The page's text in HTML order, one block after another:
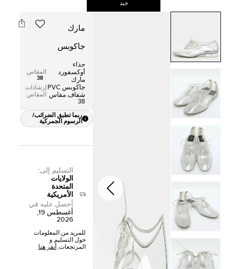
جيد
مارك
جاكوبس
حذاء
أوكسفورد
مارك
جاكوبس PVC
شفاف مقاس
38
المقاس
:
38
إرشادات
المقاس
ربما تطبق الضرائب/
الرسوم الجمركية
التسليم إلى:
الولايات
المتحدة
الأمريكية
أحصل عليه في
2026
للمزيد من المعلومات
حول التسليم و
المرتجعات, أنقر هنا